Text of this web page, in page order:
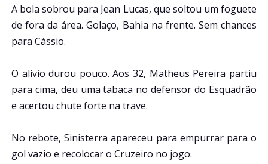
A bola sobrou para Jean Lucas, que soltou um foguete
de fora da área. Golaço, Bahia na frente. Sem chances
para Cássio.
O alívio durou pouco. Aos 32, Matheus Pereira partiu
para cima, deu uma tabaca no defensor do Esquadrão
e acertou chute forte na trave.
No rebote, Sinisterra apareceu para empurrar para o
gol vazio e recolocar o Cruzeiro no jogo.